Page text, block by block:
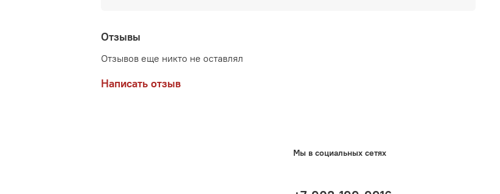
Отзывы
Отзывов еще никто не оставлял
Написать отзыв
Мы в социальных сетях